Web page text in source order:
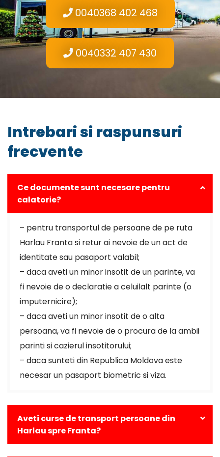
0040368 402 468
0040332 407 430
Intrebari si raspunsuri
frecvente
Ce documente sunt necesare pentru
calatorie?
– pentru transportul de persoane de pe ruta
Harlau Franta si retur ai nevoie de un act de
identitate sau pasaport valabil;
– daca aveti un minor insotit de un parinte, va
fi nevoie de o declaratie a celuilalt parinte (o
imputernicire);
– daca aveti un minor insotit de o alta
persoana, va fi nevoie de o procura de la ambii
parinti si cazierul insotitorului;
– daca sunteti din Republica Moldova este
necesar un pasaport biometric si viza.
Aveti curse de transport persoane din
Harlau spre Franta?